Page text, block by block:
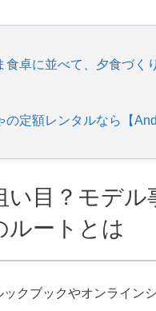
食卓に並べて、夕食づく
の定額レンタルなら【And
い目？モデル
ルートとは
ックブックやオンライン